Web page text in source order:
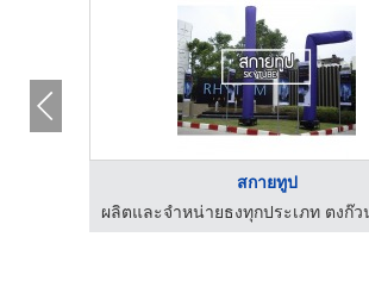
สกายทูป